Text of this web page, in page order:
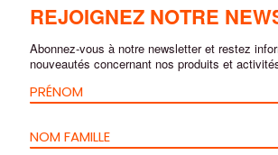
REJOIGNEZ NOTRE
Abonnez-vous à notre newsletter et restez
nouveautés concernant nos produits et